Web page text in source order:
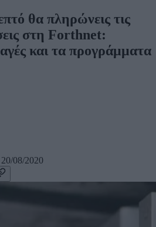
θα πληρώνεις τις
στη Forthnet:
και τα προγράμματα
08/2020